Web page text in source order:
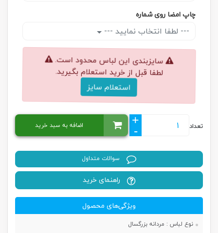
چاپ امضا روی شماره
--- لطفا انتخاب نمایید ---
سایزبندی این لباس محدود است.
لطفا قبل از خرید استعلام بگیرید.
استعلام سایز
تعداد
+
-
اضافه به سبد خرید
سوالات متداول
راهنمای خرید
ویژگی‌های محصول
نوع لباس : مردانه بزرگسال